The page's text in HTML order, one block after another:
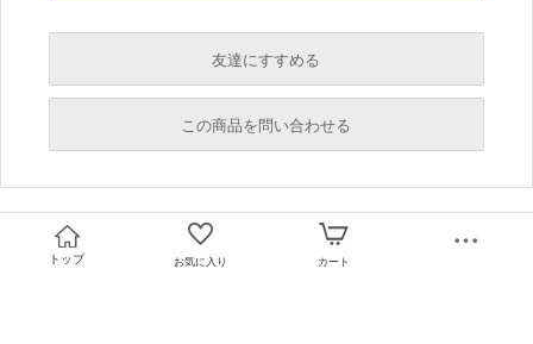
友達にすすめる
必須
必須
この商品を問い合わせる
必須
トップ お気に入り カート